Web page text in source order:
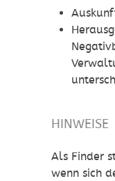
HINWEISE
Als Finder
wenn sich